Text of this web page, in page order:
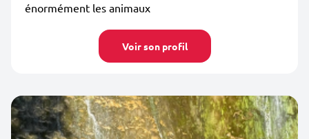
énormément les animaux
Voir son profil